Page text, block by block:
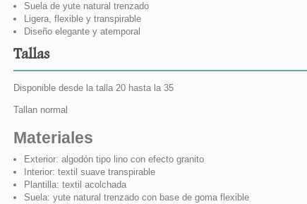
Suela de yute natural trenzado
Ligera, flexible y transpirable
Diseño elegante y atemporal
Tallas
Disponible desde la talla 20 hasta la 35
Tallan normal
Materiales
Exterior: algodón tipo lino con efecto granito
Interior: textil suave transpirable
Plantilla: textil acolchada
Suela: yute natural trenzado con base de goma flexible